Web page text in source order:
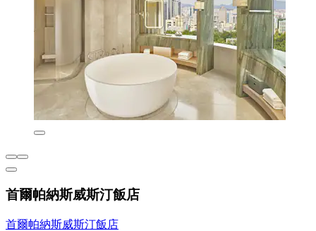
首爾帕納斯威斯汀飯店
首爾帕納斯威斯汀飯店